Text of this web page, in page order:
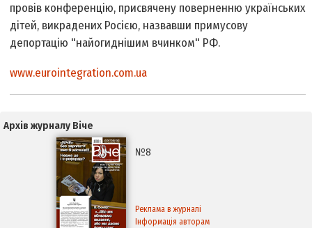
провів конференцію, присвячену поверненню українських
дітей, викрадених Росією, назвавши примусову
депортацію "найогиднішим вчинком" РФ.
www.eurointegration.com.ua
Архів журналу Віче
№8
Реклама в журналі
Інформація авторам